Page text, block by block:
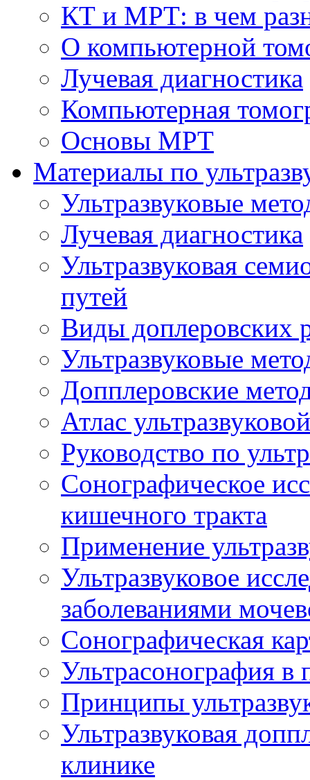
КТ и МРТ: в чем
О компьютерной
Лучевая диагностика
Компьютерная
Основы МРТ
Материалы по
Ультразвуковые
Лучевая диагностика
Ультразвуковая
путей
Виды доплеровских
Ультразвуковые
Допплеровские
Атлас
Руководство по
Сонографическое
кишечного тракта
Применение
Ультразвуковое
заболеваниями
Сонографическая
Ультрасонография в
Принципы
Ультразвуковая
клинике